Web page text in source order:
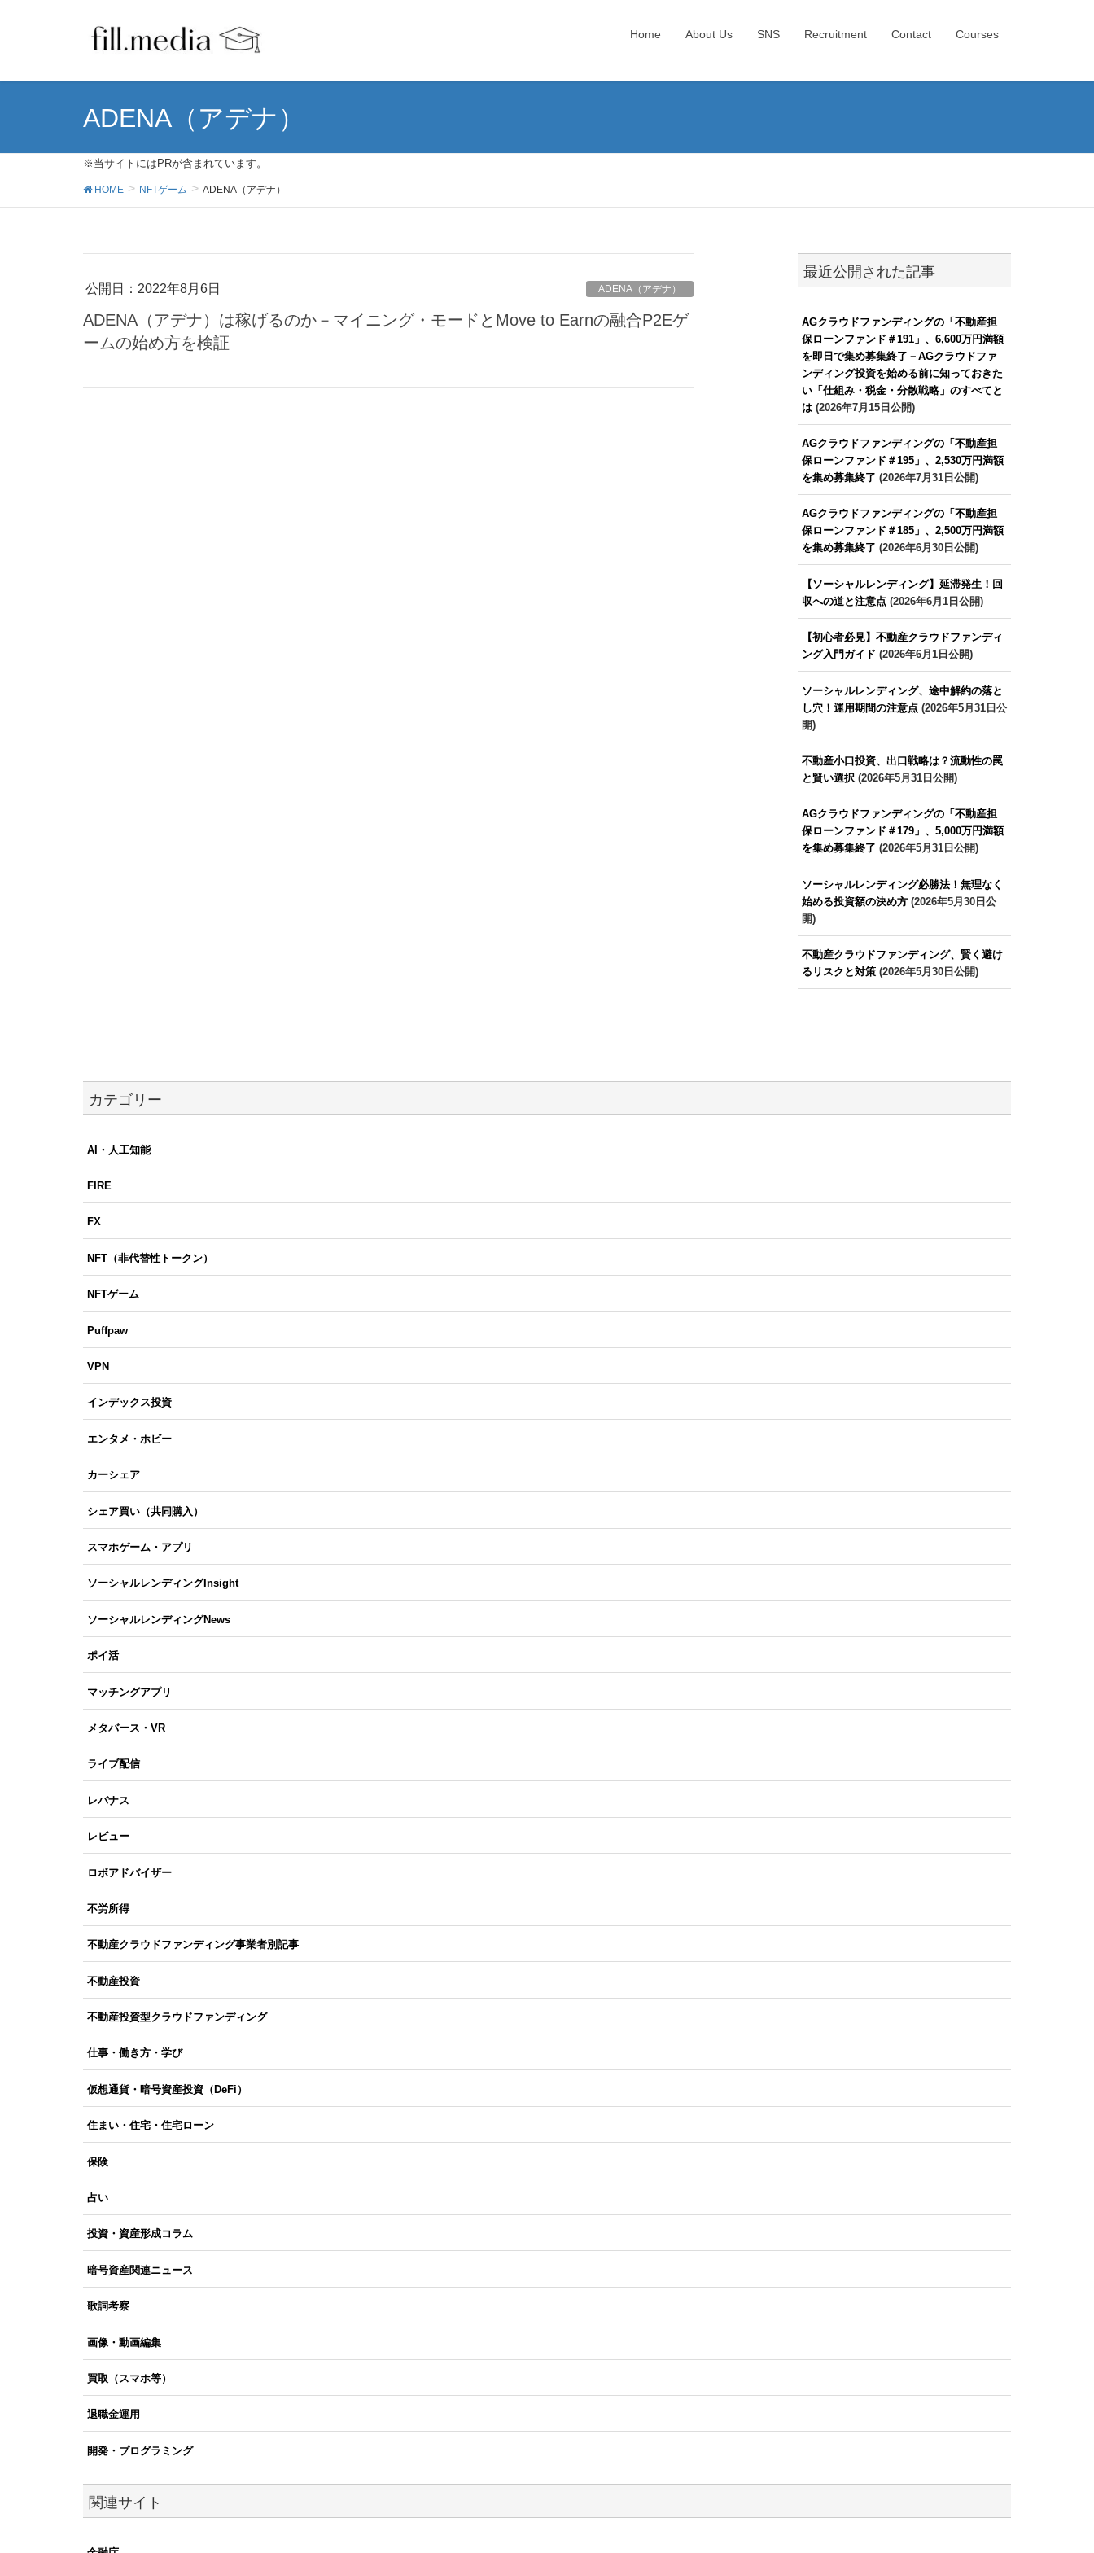
Home About Us SNS Recruitment Contact Courses
ADENA（アデナ）
※当サイトにはPRが含まれています。
HOME NFTゲーム ADENA（アデナ）
公開日： 2022年8月6日 ADENA（アデナ）
ADENA（アデナ）は稼げるのか－マイニング・モードとMove to Earnの融合P2Eゲ
ームの始め方を検証
最近公開された記事
AGクラウドファンディングの「不動産担
保ローンファンド＃191」、6,600万円満額
を即日で集め募集終了－AGクラウドファ
ンディング投資を始める前に知っておきた
い「仕組み・税金・分散戦略」のすべてと
は(2026年7月15日公開)
AGクラウドファンディングの「不動産担
保ローンファンド＃195」、2,530万円満額
を集め募集終了 (2026年7月31日公開)
AGクラウドファンディングの「不動産担
保ローンファンド＃185」、2,500万円満額
を集め募集終了 (2026年6月30日公開)
【ソーシャルレンディング】延滞発生！回
収への道と注意点(2026年6月1日公開)
【初心者必見】不動産クラウドファンディ
ング入門ガイド (2026年6月1日公開)
ソーシャルレンディング、途中解約の落と
し穴！運用期間の注意点(2026年5月31日公
開)
不動産小口投資、出口戦略は？流動性の罠
と賢い選択(2026年5月31日公開)
AGクラウドファンディングの「不動産担
保ローンファンド＃179」、5,000万円満額
を集め募集終了 (2026年5月31日公開)
ソーシャルレンディング必勝法！無理なく
始める投資額の決め方(2026年5月30日公
開)
不動産クラウドファンディング、賢く避け
るリスクと対策(2026年5月30日公開)
カテゴリー
AI・人工知能
FIRE
FX
NFT（非代替性トークン）
NFTゲーム
Puffpaw
VPN
インデックス投資
エンタメ・ホビー
カーシェア
シェア買い（共同購入）
スマホゲーム・アプリ
ソーシャルレンディングInsight
ソーシャルレンディングNews
ポイ活
マッチングアプリ
メタバース・VR
ライブ配信
レバナス
レビュー
ロボアドバイザー
不労所得
不動産クラウドファンディング事業者別記事
不動産投資
不動産投資型クラウドファンディング
仕事・働き方・学び
仮想通貨・暗号資産投資（DeFi）
住まい・住宅・住宅ローン
保険
占い
投資・資産形成コラム
暗号資産関連ニュース
歌詞考察
画像・動画編集
買取（スマホ等）
退職金運用
開発・プログラミング
関連サイト